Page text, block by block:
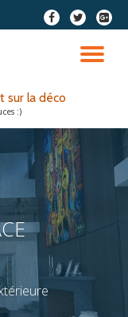
fa-
facebook
fa-
twitter
fa-
plus-
sur la déco
:)